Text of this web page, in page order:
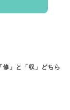
修」と「収」どちら